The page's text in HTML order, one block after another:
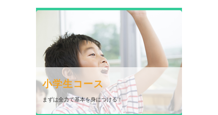
小学生コ
小学生コース
まずは全力で基本を身につける！